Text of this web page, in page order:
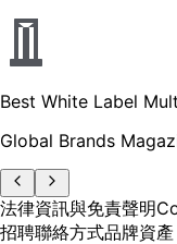
Best White Label
Global Brands
法律資訊與免責聲明
招聘聯絡方式品牌資產